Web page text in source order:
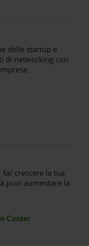
delle startup e
di networking con
crescere la tua
puoi aumentare la
Center